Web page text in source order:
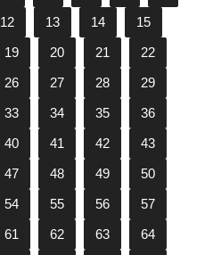
12 13 14
15
19 20 21
22
26 27 28
29
33 34 35
36
40 41 42
43
47 48 49
50
54 55 56
57
61 62 63
64